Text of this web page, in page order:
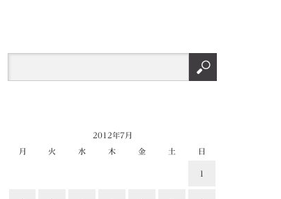
2012年7月
月 火 水 木 金 土 日
1